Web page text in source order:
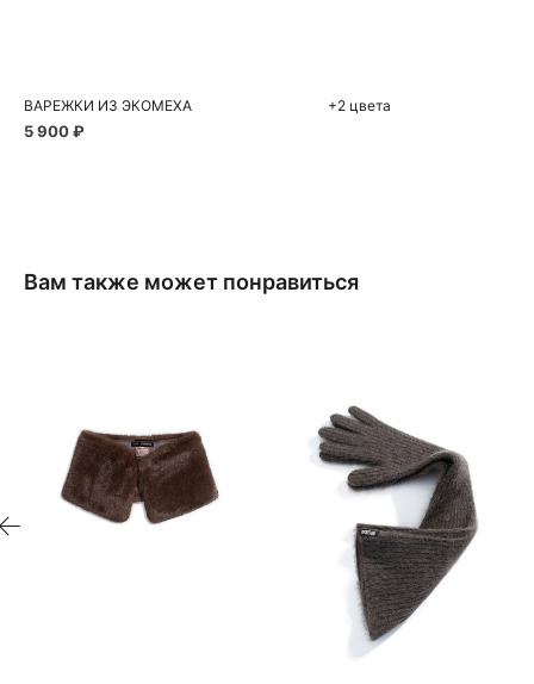
ВАРЕЖКИ ИЗ ЭКОМЕХА
5 900 ₽
+2 цвета
Вам также может понравиться